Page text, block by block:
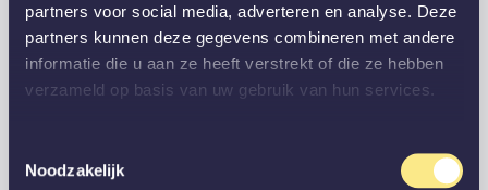
partners voor social media, adverteren en analyse. Deze
partners kunnen deze gegevens combineren met andere
informatie die u aan ze heeft verstrekt of die ze hebben
verzameld op basis van uw gebruik van hun services.
Noodzakelijk